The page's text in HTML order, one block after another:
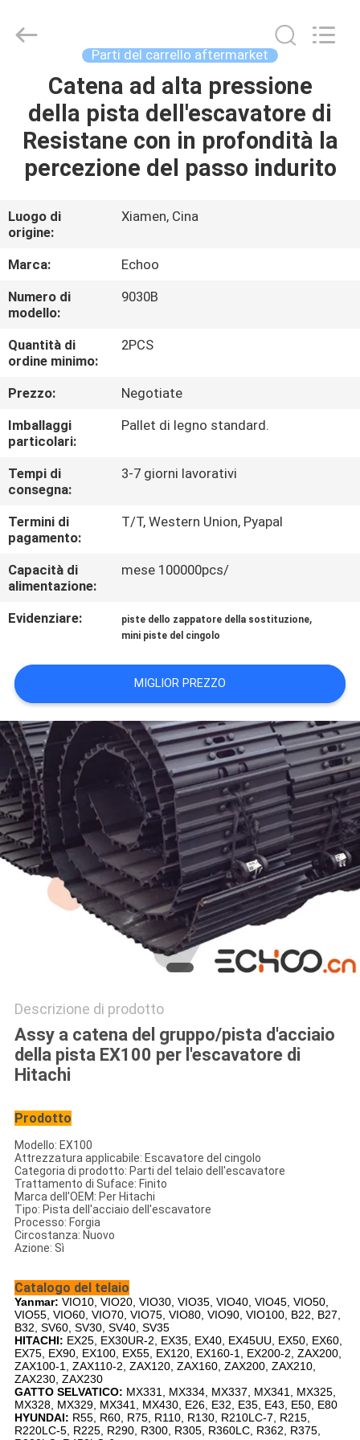
CASA
PRODOTTI
CIRCA
NOI
GIRO
DELLA
FABBRICA
CONTROLLO
DI
QUALITÀ
NOTIZIE
RICHIEDA
CITAZIONE
DEL
SITO
PRIVACY
POLICY
Corporation.
Parti del carrello aftermarket
Catena ad alta pressione
della pista dell'escavatore di
Resistane con in profondità la
percezione del passo indurito
Luogo di
origine:
Xiamen, Cina
Marca:
Echoo
Numero di
modello:
9030B
Quantità di
ordine minimo:
2PCS
Prezzo:
Negotiate
Imballaggi
particolari:
Pallet di legno standard.
Tempi di
consegna:
3-7 giorni lavorativi
Termini di
pagamento:
T/T, Western Union, Pyapal
Capacità di
alimentazione:
mese 100000pcs/
Evidenziare: piste dello zappatore della sostituzione,
mini piste del cingolo
MIGLIOR PREZZO
Descrizione di prodotto
Assy a catena del gruppo/pista d'acciaio
della pista EX100 per l'escavatore di
Hitachi
Prodotto
Modello: EX100
Attrezzatura applicabile: Escavatore del cingolo
Categoria di prodotto: Parti del telaio dell'escavatore
Trattamento di Suface: Finito
Marca dell'OEM: Per Hitachi
Tipo: Pista dell'acciaio dell'escavatore
Processo: Forgia
Circostanza: Nuovo
Azione: Sì
Catalogo del telaio
Yanmar: VIO10, VIO20, VIO30, VIO35, VIO40, VIO45, VIO50,
VIO55, VIO60, VIO70, VIO75, VIO80, VIO90, VIO100, B22, B27,
B32, SV60, SV30, SV40, SV35
HITACHI: EX25, EX30UR-2, EX35, EX40, EX45UU, EX50, EX60,
EX75, EX90, EX100, EX55, EX120, EX160-1, EX200-2, ZAX200,
ZAX100-1, ZAX110-2, ZAX120, ZAX160, ZAX200, ZAX210,
ZAX230, ZAX230
GATTO SELVATICO: MX331, MX334, MX337, MX341, MX325,
MX328, MX329, MX341, MX430, E26, E32, E35, E43, E50, E80
HYUNDAI: R55, R60, R75, R110, R130, R210LC-7, R215,
R220LC-5, R225, R290, R300, R305, R360LC, R362, R375,